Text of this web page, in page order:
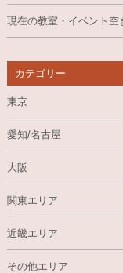
現在の教室・イベント
カテゴリー
東京
愛知/名古屋
大阪
関東エリア
近畿エリア
その他エリア